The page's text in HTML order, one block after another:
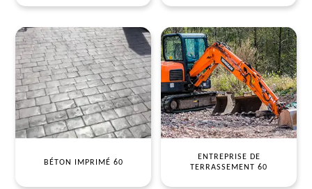
BÉTON IMPRIMÉ 60
ENTREPRISE DE
TERRASSEMENT 60